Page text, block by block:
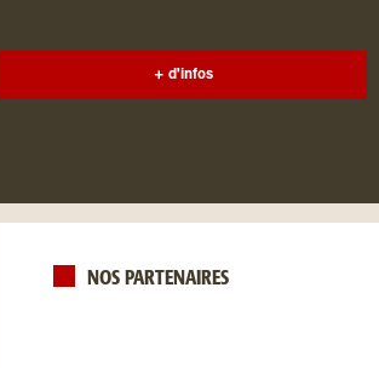
+ d'infos
NOS PARTENAIRES